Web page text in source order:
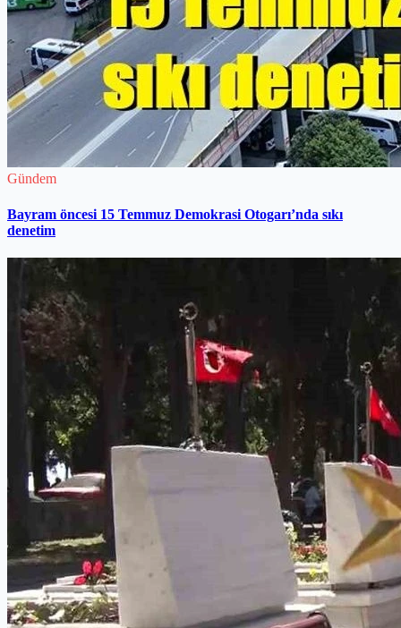
Gündem
Bayram öncesi 15 Temmuz Demokrasi Otogarı’nda sıkı
denetim